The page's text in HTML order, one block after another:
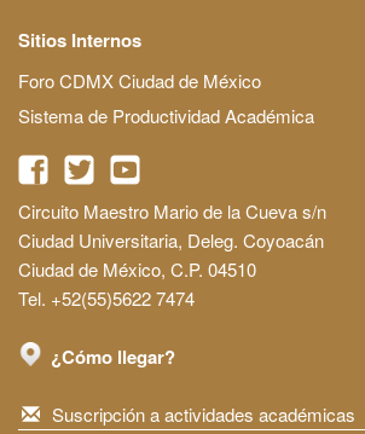
Sitios Internos
Foro CDMX Ciudad de México
Sistema de Productividad Académica
Circuito Maestro Mario de la Cueva s/n
Ciudad Universitaria, Deleg. Coyoacán
Ciudad de México, C.P. 04510
Tel. +52(55)5622 7474
¿Cómo llegar?
Suscripción a actividades académicas